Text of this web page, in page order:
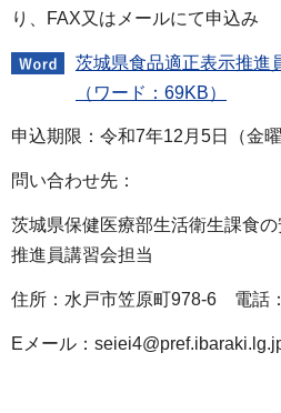
り、FAX又はメールにて申込み
茨城県食品適正表示推進
（ワード：69KB）
申込期限：令和7年12月5日（金
問い合わせ先：
茨城県保健医療部生活衛生課食
推進員講習会担当
住所：水戸市笠原町978-6 電話
Eメール：